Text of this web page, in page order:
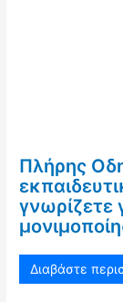
Πλήρης
γνωρίζετε
Διαβάστε